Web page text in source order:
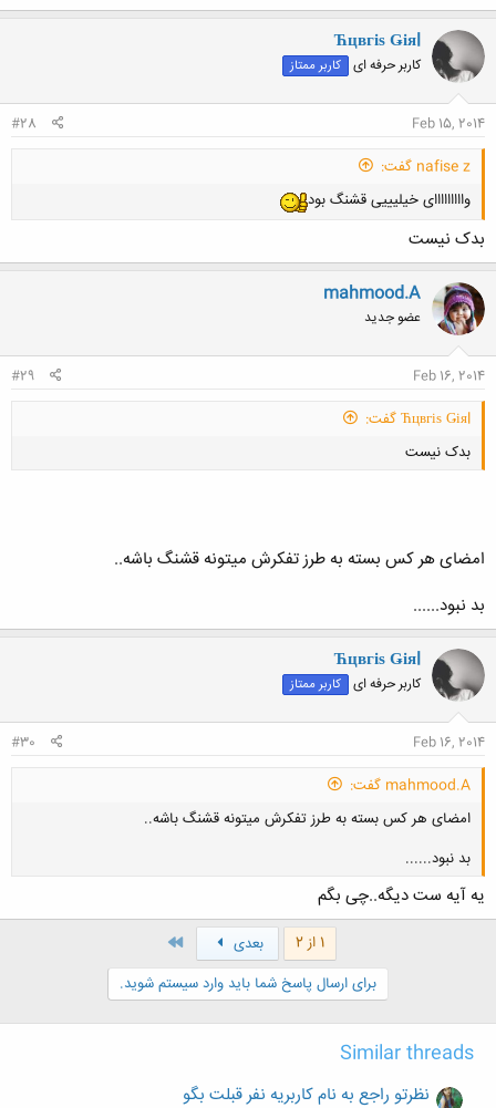
Ћцвгіѕ Ǥіяl
کاربر حرفه ای کاربر ممتاز
Feb 15, 2014
#28
nafise z گفت:
وااااااااای خیلیییی قشنگ بود
بدک نیست
mahmood.A
عضو جدید
Feb 16, 2014
#29
Ћцвгіѕ Ǥіяl گفت:
بدک نیست
امضای هر کس بسته به طرز تفکرش میتونه قشنگ باشه..
بد نبود......
Ћцвгіѕ Ǥіяl
کاربر حرفه ای کاربر ممتاز
Feb 16, 2014
#30
mahmood.A گفت:
امضای هر کس بسته به طرز تفکرش میتونه قشنگ باشه..
بد نبود......
کلیک کنید تا باز شود...
یه آیه ست دیگه..چی بگم
1 از 2 بعدی
برای ارسال پاسخ شما باید وارد سیستم شوید.
Similar threads
نظرتو راجع به نام کاربریه نفر قبلت بگو